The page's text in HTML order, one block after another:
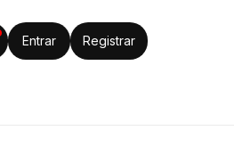
Entrar Registrar